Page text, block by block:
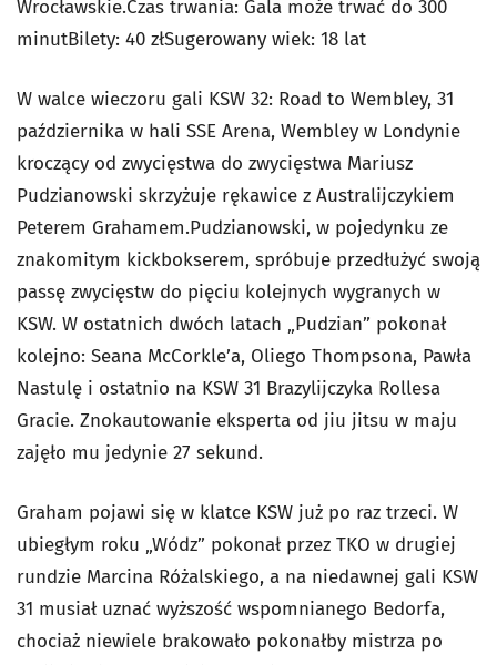
Wrocławskie.Czas trwania: Gala może trwać do 300
minutBilety: 40 złSugerowany wiek: 18 lat
W walce wieczoru gali KSW 32: Road to Wembley, 31
października w hali SSE Arena, Wembley w Londynie
kroczący od zwycięstwa do zwycięstwa Mariusz
Pudzianowski skrzyżuje rękawice z Australijczykiem
Peterem Grahamem.Pudzianowski, w pojedynku ze
znakomitym kickbokserem, spróbuje przedłużyć swoją
passę zwycięstw do pięciu kolejnych wygranych w
KSW. W ostatnich dwóch latach „Pudzian” pokonał
kolejno: Seana McCorkle’a, Oliego Thompsona, Pawła
Nastulę i ostatnio na KSW 31 Brazylijczyka Rollesa
Gracie. Znokautowanie eksperta od jiu jitsu w maju
zajęło mu jedynie 27 sekund.
Graham pojawi się w klatce KSW już po raz trzeci. W
ubiegłym roku „Wódz” pokonał przez TKO w drugiej
rundzie Marcina Różalskiego, a na niedawnej gali KSW
31 musiał uznać wyższość wspomnianego Bedorfa,
chociaż niewiele brakowało pokonałby mistrza po